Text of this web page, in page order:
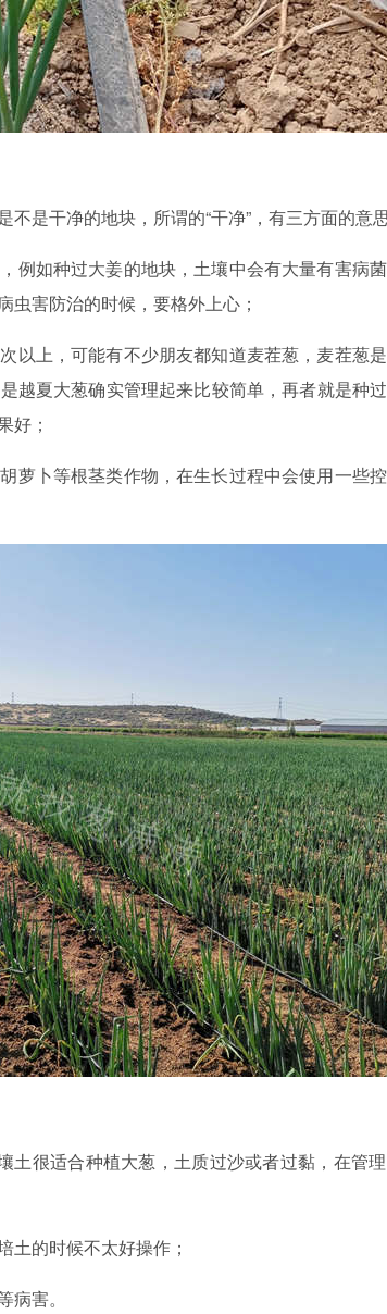
是干净的地块，所谓的“干净”，有三方面的意思
例如种过大姜的地块，土壤中会有大量有害病
害防治的时候，要格外上心；
以上，可能有不少朋友都知道麦茬葱，麦茬葱
越夏大葱确实管理起来比较简单，再者就是种过
好；
萝卜等根茎类作物，在生长过程中会使用一些
土很适合种植大葱，土质过沙或者过黏，在管
土的时候不太好操作；
害。